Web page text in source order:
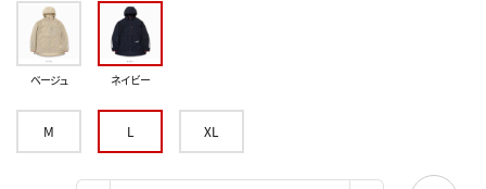
ベージュ ネイビー
M L XL